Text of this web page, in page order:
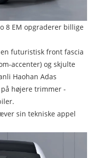
8 EM opgraderer billige
futuristisk front fascia
accenter) og skjulte
Haohan Adas
højere trimmer -
sin tekniske appel